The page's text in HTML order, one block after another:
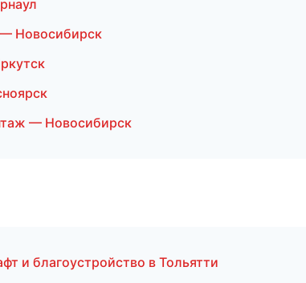
Новосибирск
— Новосибирск
и благоустройство в Тольятти